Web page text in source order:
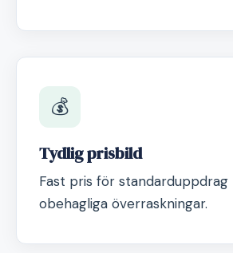
💰
Tydlig prisbild
Fast pris för
obehagliga överraskningar.